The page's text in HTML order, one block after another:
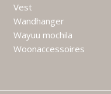
Vest
Wandhanger
Wayuu mochila
Woonaccessoires